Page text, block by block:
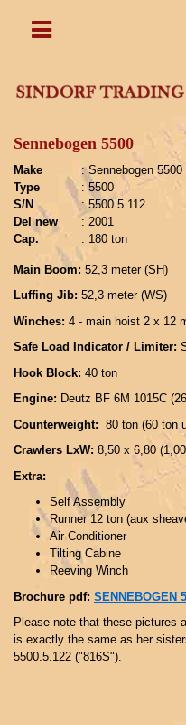
Sennebogen 5500
Make
: Sennebogen 5500
Type
: 5500
S/N
: 5500.5.112
Del new
: 2001
Cap.
: 180 ton
Main Boom: 52,3 meter (SH)
Luffing Jib: 52,3 meter (WS)
Winches: 4 - main hoist 2 x 12
Safe Load Indicator / Limiter:
Hook Block: 40 ton
Engine: Deutz BF 6M 1015C
Counterweight: 80 ton (60 ton
Crawlers LxW: 8,50 x 6,80
Extra:
Self Assembly
Runner 12 ton (aux
Air Conditioner
Tilting Cabine
Reeving Winch
Brochure pdf: SENNEBOGEN
Please note that these pictures
is exactly the same as her
5500.5.122 ("816S").